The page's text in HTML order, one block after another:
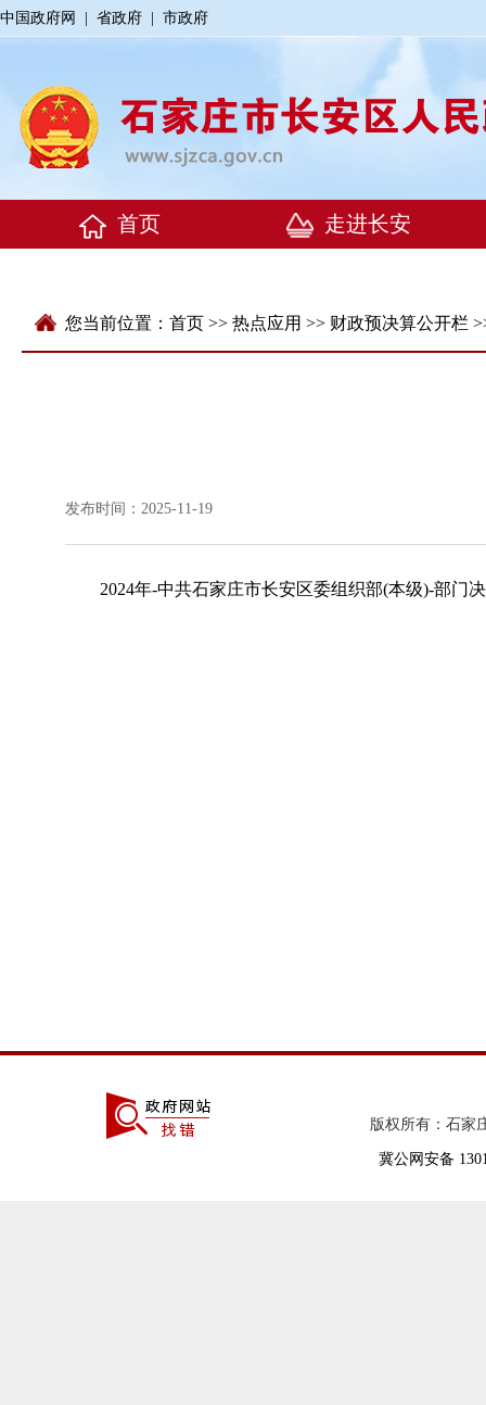
中国政府网 省政府 市政府
您当前位置： 首页 >> 热点应用 >> 财政预决算公开栏
发布时间：2025-11-19
2024年-中共石家庄市长安区委组织部(本级)-部门